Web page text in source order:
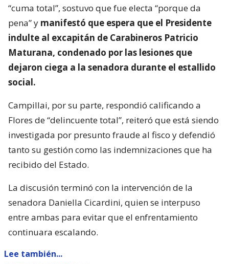
“cuma total”, sostuvo que fue electa “porque da
pena” y manifestó que espera que el Presidente
indulte al excapitán de Carabineros Patricio
Maturana, condenado por las lesiones que
dejaron ciega a la senadora durante el estallido
social.
Campillai, por su parte, respondió calificando a
Flores de “delincuente total”, reiteró que está siendo
investigada por presunto fraude al fisco y defendió
tanto su gestión como las indemnizaciones que ha
recibido del Estado.
La discusión terminó con la intervención de la
senadora Daniella Cicardini, quien se interpuso
entre ambas para evitar que el enfrentamiento
continuara escalando.
Lee también...